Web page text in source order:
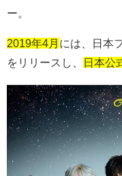
ー。
2019年4月 には、日本
をリリースし、
日本公